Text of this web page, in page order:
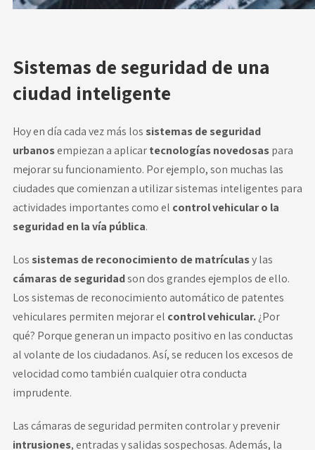
Sistemas de seguridad de una
ciudad inteligente
Hoy en día cada vez más los sistemas de seguridad
urbanosempiezan a aplicartecnologías novedosaspara
mejorar su funcionamiento. Por ejemplo, son muchas las
ciudades que comienzan a utilizar sistemas inteligentes para
actividades importantes como el control vehicular o la
seguridad en la vía pública.
Los sistemas de reconocimiento de matrículasy las
cámaras de seguridadson dos grandes ejemplos de ello.
Los sistemas de reconocimiento automático de patentes
vehiculares permiten mejorar el control vehicular.¿Por
qué? Porquegeneran un impacto positivo en las conductas
al volante de los ciudadanos. Así, se reducen los excesos de
velocidad como también cualquier otra conducta
imprudente.
Las cámaras de seguridad permiten controlar y prevenir
intrusiones, entradas y salidas sospechosas. Además, la